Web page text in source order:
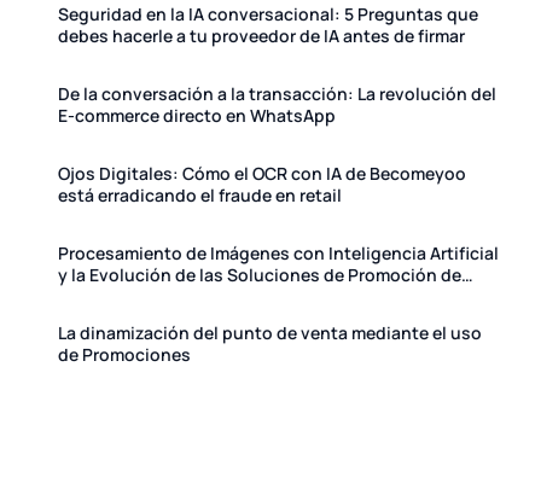
Seguridad en la IA conversacional: 5 Preguntas que
debes hacerle a tu proveedor de IA antes de firmar
De la conversación a la transacción: La revolución del
E-commerce directo en WhatsApp
Ojos Digitales: Cómo el OCR con IA de Becomeyoo
está erradicando el fraude en retail
Procesamiento de Imágenes con Inteligencia Artificial
y la Evolución de las Soluciones de Promoción de
La dinamización del punto de venta mediante el uso
de Promociones